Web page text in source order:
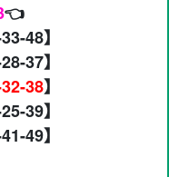
👈
48】
37】
38】
39】
49】